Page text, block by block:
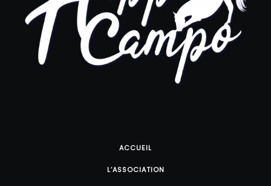
ACCUEIL
L’ASSOCIATION